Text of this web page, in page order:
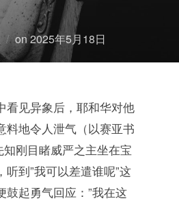
onPosted
on
2025年5月18日
看见异象后，耶和华对他
料地令人泄气（以赛亚书
刚目睹威严之主坐在宝
听到”我可以差遣谁呢”这
鼓起勇气回应：”我在这